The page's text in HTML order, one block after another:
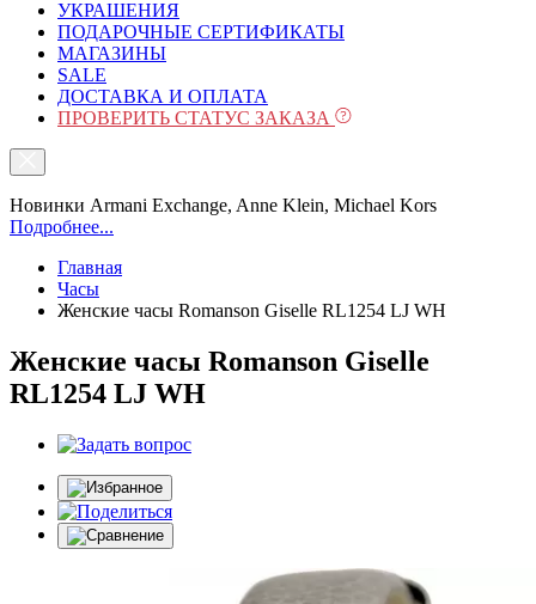
УКРАШЕНИЯ
ПОДАРОЧНЫЕ СЕРТИФИКАТЫ
МАГАЗИНЫ
SALE
ДОСТАВКА И ОПЛАТА
ПРОВЕРИТЬ СТАТУС ЗАКАЗА
Новинки Armani Exchange, Anne Klein, Michael Kors
Подробнее...
Главная
Часы
Женские часы Romanson Giselle RL1254 LJ WH
Женские часы Romanson Giselle
RL1254 LJ WH